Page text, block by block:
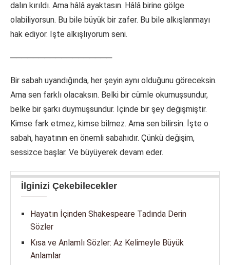
dalın kırıldı. Ama hâlâ ayaktasın. Hâlâ birine gölge
olabiliyorsun. Bu bile büyük bir zafer. Bu bile alkışlanmayı
hak ediyor. İşte alkışlıyorum seni.
──────────────────
Bir sabah uyandığında, her şeyin aynı olduğunu göreceksin.
Ama sen farklı olacaksın. Belki bir cümle okumuşsundur,
belke bir şarkı duymuşsundur. İçinde bir şey değişmiştir.
Kimse fark etmez, kimse bilmez. Ama sen bilirsin. İşte o
sabah, hayatının en önemli sabahıdır. Çünkü değişim,
sessizce başlar. Ve büyüyerek devam eder.
İlginizi Çekebilecekler
Hayatın İçinden Shakespeare Tadında Derin
Sözler
Kısa ve Anlamlı Sözler: Az Kelimeyle Büyük
Anlamlar